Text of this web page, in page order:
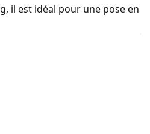
il est idéal pour une pose en